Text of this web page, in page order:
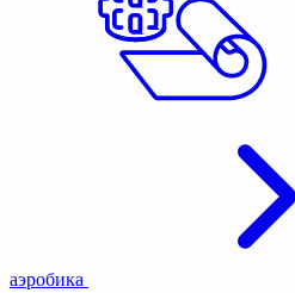
аэробика